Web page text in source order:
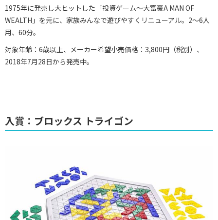
1975年に発売し大ヒットした「投資ゲーム～大富豪A MAN OF
WEALTH」を元に、家族みんなで遊びやすくリニューアル。2～6人
用、60分。
対象年齢：6歳以上、メーカー希望小売価格：3,800円（税別）、
2018年7月28日から発売中。
入賞：ブロックス トライゴン